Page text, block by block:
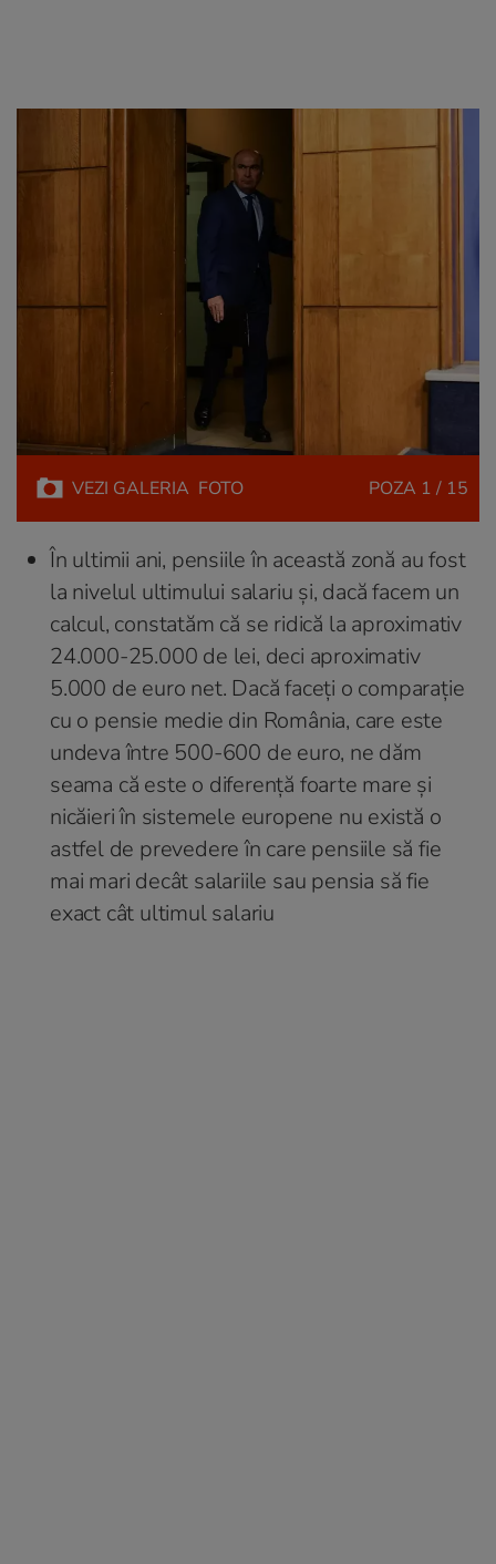
VEZI GALERIA FOTO POZA 1 / 15
În ultimii ani, pensiile în această zonă au fost
la nivelul ultimului salariu și, dacă facem un
calcul, constatăm că se ridică la aproximativ
24.000-25.000 de lei, deci aproximativ
5.000 de euro net. Dacă faceți o comparație
cu o pensie medie din România, care este
undeva între 500-600 de euro, ne dăm
seama că este o diferență foarte mare și
nicăieri în sistemele europene nu există o
astfel de prevedere în care pensiile să fie
mai mari decât salariile sau pensia să fie
exact cât ultimul salariu